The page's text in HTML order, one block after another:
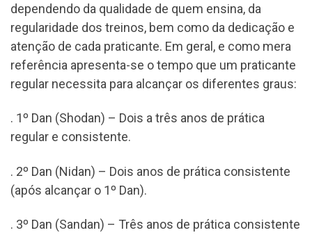
dependendo da qualidade de quem ensina, da
regularidade dos treinos, bem como da dedicação e
atenção de cada praticante. Em geral, e como mera
referência apresenta-se o tempo que um praticante
regular necessita para alcançar os diferentes graus:
. 1º Dan (Shodan) – Dois a três anos de prática
regular e consistente.
. 2º Dan (Nidan) – Dois anos de prática consistente
(após alcançar o 1º Dan).
. 3º Dan (Sandan) – Três anos de prática consistente